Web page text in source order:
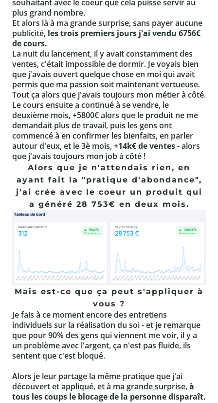
souhaitant avec le coeur que cela puisse servir au
plus grand nombre.
Et alors là à ma grande surprise, sans payer aucune
publicité, les trois premiers jours j'ai vendu 6756€
de cours.
La nuit du lancement, il y avait constamment des
ventes, c'était impossible de dormir. Je voyais bien
que j'avais ouvert quelque chose en moi qui avait
permis que ma passion soit maintenant vertueuse.
Tout ça alors que j'avais toujours mon métier à côté.
Le cours ensuite a continué à se vendre, le
deuxième mois, +5800€ alors que le produit ne me
demandait plus de travail, puis les gens ont
commencé à en confirmer les bienfaits, en parler
autour d'eux, et le 3è mois,+14k€ de ventes- alors
que j'avais toujours mon job à côté !
Alors que je n'attendais rien, en
ayant fait la "pratique d'abondance",
j'ai crée avec le coeur un produit qui
a généré 28 753€ en deux mois.
Mais est-ce que ça peut s'appliquer à
vous ?
Je fais à ce moment encore des entretiens
individuels sur la réalisation du soi - et je remarque
que pour 90% des gens qui viennent me voir, il y a
un problème avec l'argent, ça n'est pas fluide, ils
sentent que c'est bloqué.
Alors je leur partage la même pratique que j'ai
découvert et appliqué, et à ma grande surprise,à
tous les coups le blocage de la personne disparaît.